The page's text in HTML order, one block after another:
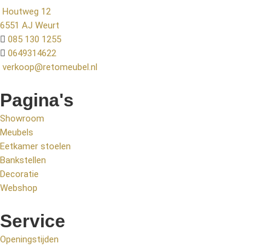
Houtweg 12
6551 AJ Weurt
085 130 1255
0649314622
verkoop@retomeubel.nl
Pagina's
Showroom
Meubels
Eetkamer stoelen
Bankstellen
Decoratie
Webshop
Service
Openingstijden